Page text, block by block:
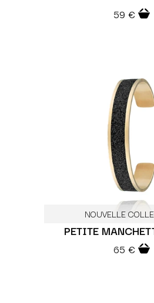
59 €
NOUVELLE
PETITE
65 €